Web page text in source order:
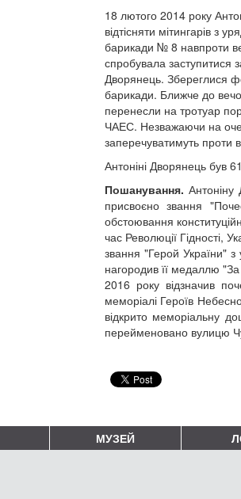
18 лютого 2014 року
відтісняти мітингарів з
барикади № 8 навпроти
спробувала заступитися
Дворянець. Збереглися
барикади. Ближче до
перенесли на тротуар
ЧАЕС. Незважаючи на
заперечуватимуть проти
Антоніні Дворянець був
Пошанування.
присвоєно звання
обстоювання
час Революції Гідності,
звання "Герой України"
нагородив її медаллю
2016 року відзначив
меморіалі Героїв
відкрито меморіальну
перейменовано вулицю
МУЗЕЙ